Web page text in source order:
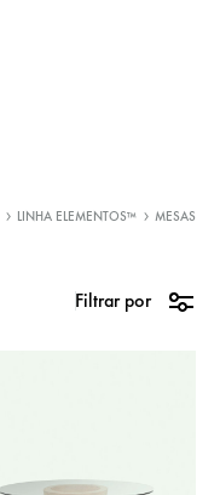
LINHA ELEMENTOS™ MESAS
Filtrar por